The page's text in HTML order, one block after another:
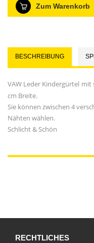
Zum Warenkorb
BESCHREIBUNG
VAW Leder Kindergürtel mit
cm Breite.
Sie können zwischen 4
Nähten wählen.
Schlicht & Schön
RECHTLICHES